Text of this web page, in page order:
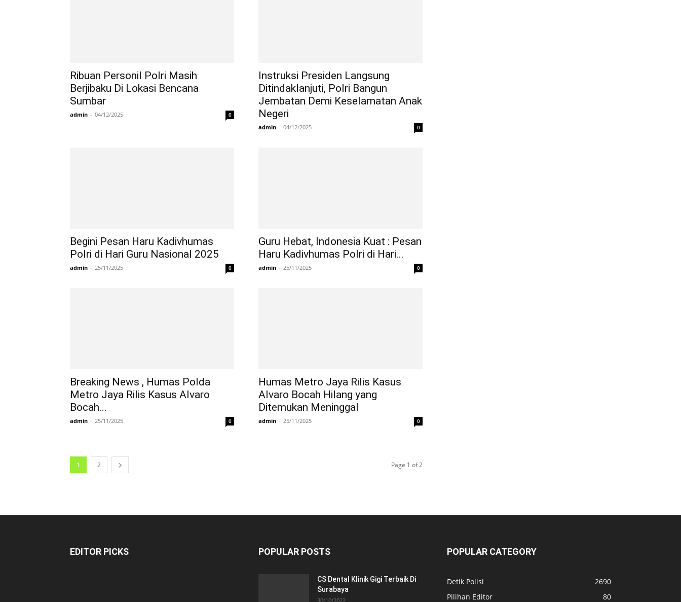
Ribuan Personil Polri Masih
Berjibaku Di Lokasi Bencana
Sumbar
admin - 04/12/2025 0
Instruksi Presiden Langsung
Ditindaklanjuti, Polri Bangun
Jembatan Demi Keselamatan Anak
Negeri
admin - 04/12/2025 0
Begini Pesan Haru Kadivhumas
Polri di Hari Guru Nasional 2025
admin - 25/11/2025 0
Guru Hebat, Indonesia Kuat : Pesan
Haru Kadivhumas Polri di Hari...
admin - 25/11/2025 0
Breaking News , Humas Polda
Metro Jaya Rilis Kasus Alvaro
Bocah...
admin - 25/11/2025 0
Humas Metro Jaya Rilis Kasus
Alvaro Bocah Hilang yang
Ditemukan Meninggal
admin - 25/11/2025 0
1 2 Page 1 of 2
EDITOR PICKS POPULAR POSTS
CS Dental Klinik Gigi Terbaik Di
Surabaya
30/10/2022
POPULAR CATEGORY
Detik Polisi
2690
Pilihan Editor
80